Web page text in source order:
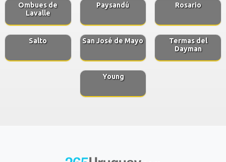
Ombues de
Lavalle
Paysandú Rosario
Salto San José de Mayo
Termas del
Dayman
Young